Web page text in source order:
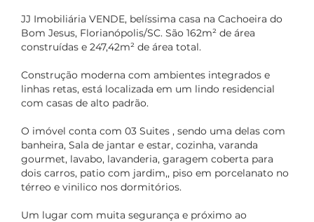
JJ Imobiliária VENDE, belíssima casa na Cachoeira do
Bom Jesus, Florianópolis/SC. São 162m² de área
construídas e 247,42m² de área total.
Construção moderna com ambientes integrados e
linhas retas, está localizada em um lindo residencial
com casas de alto padrão.
O imóvel conta com 03 Suites , sendo uma delas com
banheira, Sala de jantar e estar, cozinha, varanda
gourmet, lavabo, lavanderia, garagem coberta para
dois carros, patio com jardim,, piso em porcelanato no
térreo e vinilico nos dormitórios.
Um lugar com muita segurança e próximo ao